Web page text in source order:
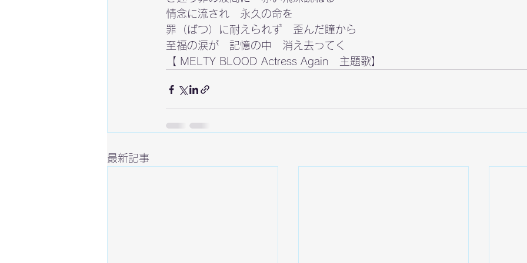
情念に流され　永久の命を
罪（ばつ）に耐えられず　歪んだ瞳から
至福の涙が　記憶の中　消え去ってく
【 MELTY BLOOD Actress Again   主題歌】
最新記事